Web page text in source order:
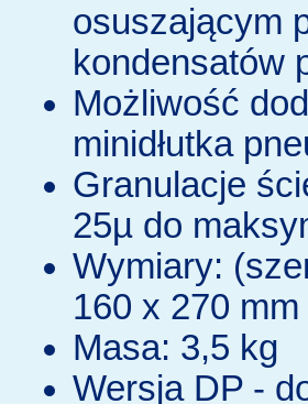
osuszającym
kondensatów
Możliwość
minidłutka
Granulacje
25µ do
Wymiary:
160 x 270 mm
Masa: 3,5 kg
Wersja DP -